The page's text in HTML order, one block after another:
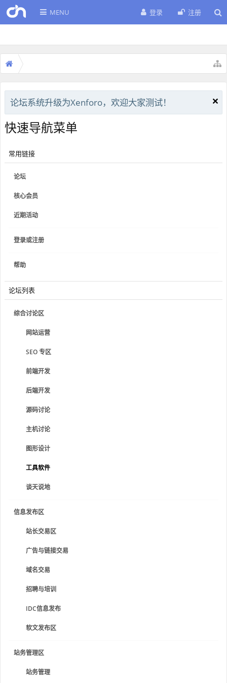
MENU 登录 注册
论坛系统升级为Xenforo，欢迎大家测试！
快速导航菜单
常用链接
论坛
核心会员
近期活动
登录或注册
帮助
论坛列表
综合讨论区
网站运营
SEO 专区
前端开发
后端开发
源码讨论
主机讨论
图形设计
工具软件
谈天说地
信息发布区
站长交易区
广告与链接交易
域名交易
招聘与培训
IDC信息发布
软文发布区
站务管理区
站务管理